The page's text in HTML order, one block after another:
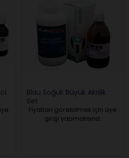
Blau Soğuk Büyük Akrilik
Set
Fiyatları görebilmek için üye
girişi yapmalısınız.